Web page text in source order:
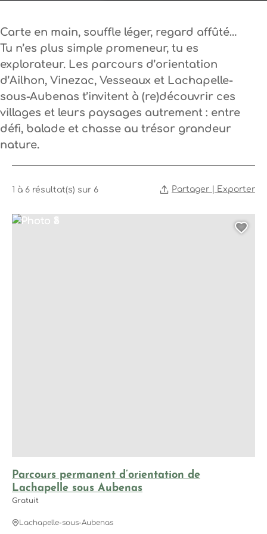
Carte en main, souffle léger, regard affûté…
Tu n’es plus simple promeneur, tu es
explorateur. Les parcours d’orientation
d’Ailhon, Vinezac, Vesseaux et Lachapelle-
sous-Aubenas t’invitent à (re)découvrir ces
villages et leurs paysages autrement : entre
défi, balade et chasse au trésor grandeur
nature.
1 à 6 résultat(s) sur 6 Partager | Exporter
Parcours permanent d’orientation de
Lachapelle sous Aubenas
Gratuit
Lachapelle-sous-Aubenas
Photo 1, © Steph Tripot
Photo 2, © Steph Tripot
Photo 3, © Steph Tripot
Photo 4, © Steph Tripot
Photo 5, © Steph Tripot